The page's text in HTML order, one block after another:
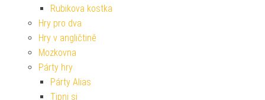
Rubikova kostka
Hry pro dva
Hry v angličtině
Mozkovna
Párty hry
Párty Alias
Tipni si